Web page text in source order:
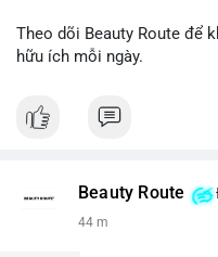
Theo dõi Beauty Route để
hữu ích mỗi ngày.
Beauty Route
44 m